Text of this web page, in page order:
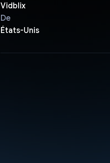
Vidblix
De
États-Unis